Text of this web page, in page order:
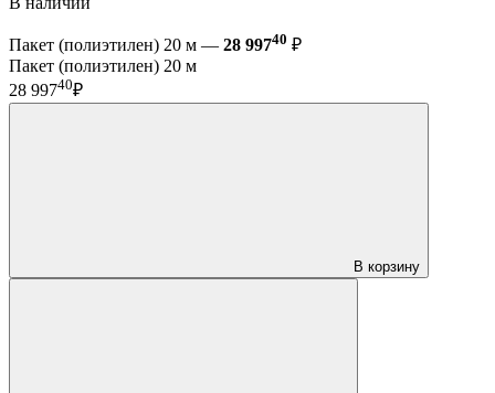
Пакет (полиэтилен) 20 м — 28 99740 ₽
Пакет (полиэтилен) 20 м
28 99740₽
В корзину